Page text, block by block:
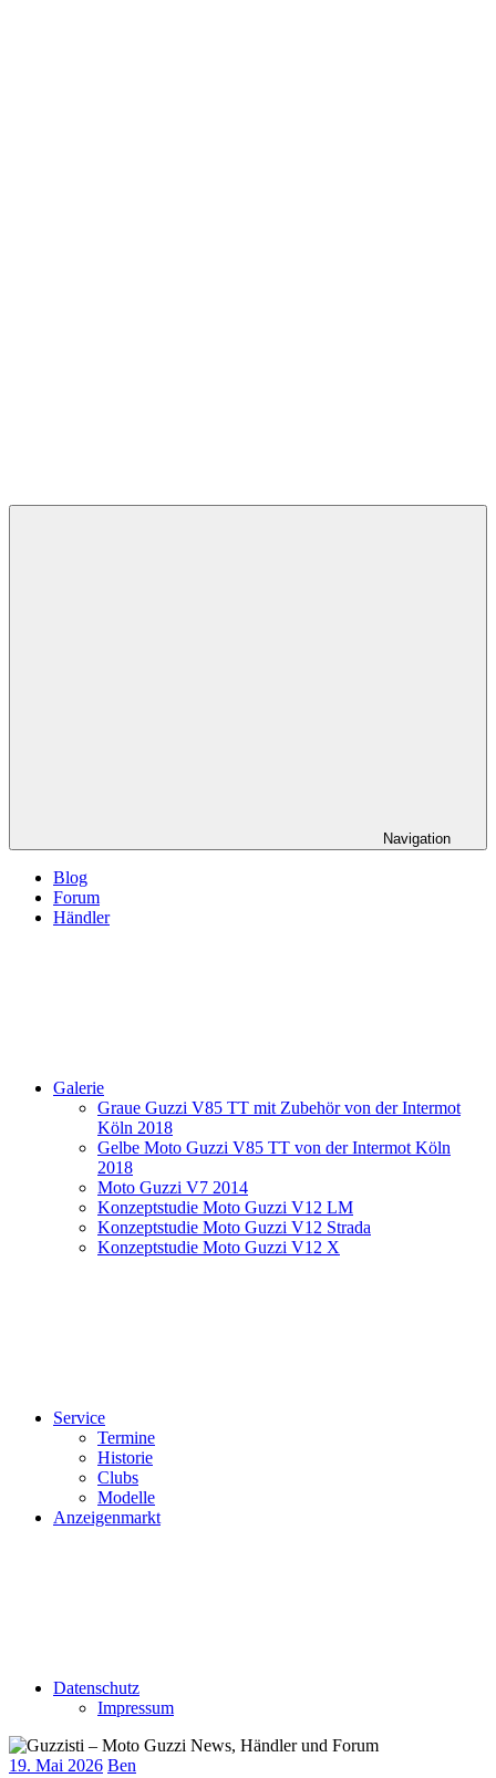
Navigation
Blog
Forum
Händler
Galerie
Graue Guzzi V85 TT mit Zubehör von der Intermot
Köln 2018
Gelbe Moto Guzzi V85 TT von der Intermot Köln
2018
Moto Guzzi V7 2014
Konzeptstudie Moto Guzzi V12 LM
Konzeptstudie Moto Guzzi V12 Strada
Konzeptstudie Moto Guzzi V12 X
Service
Termine
Historie
Clubs
Modelle
Anzeigenmarkt
Datenschutz
Impressum
19. Mai 2026 Ben